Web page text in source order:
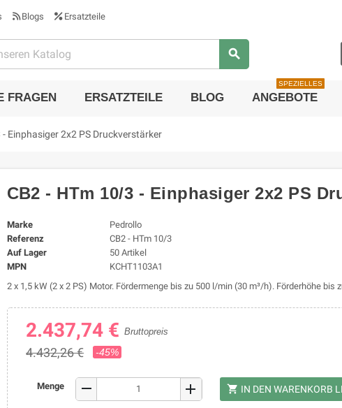
Blogs Ersatzteile
search
FRAGEN ERSATZTEILE BLOG ANGEBOTE
SPEZIELLES
Einphasiger 2x2 PS Druckverstärker
CB2 - HTm 10/3 - Einphasiger 2x2 PS
Marke
Pedrollo
Referenz
CB2 - HTm 10/3
Auf Lager
50 Artikel
MPN
KCHT1103A1
2 x 1,5 kW (2 x 2 PS) Motor. Fördermenge bis zu 500 l/min (30 m³/h). Förderhöhe bis
2.437,74 € Bruttopreis
4.432,26 € -45%
Menge remove add shopping_cart IN DEN WARENKORB